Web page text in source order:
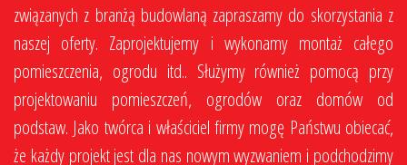
związanych z branżą budowlaną zapraszamy do skorzystania z
naszej oferty. Zaprojektujemy i wykonamy montaż całego
pomieszczenia, ogrodu itd.. Służymy również pomocą przy
projektowaniu pomieszczeń, ogrodów oraz domów od
podstaw. Jako twórca i właściciel firmy mogę Państwu obiecać,
że każdy projekt jest dla nas nowym wyzwaniem i podchodzimy